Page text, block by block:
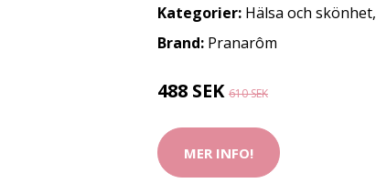
Kategorier: Hälsa och skönhet,
Brand: Pranarôm
488 SEK 610 SEK
MER INFO!